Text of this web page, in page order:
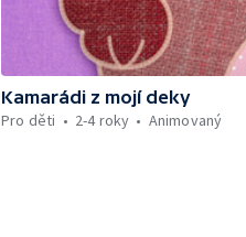
Kamarádi z mojí deky
Pro děti
2-4 roky Animovaný